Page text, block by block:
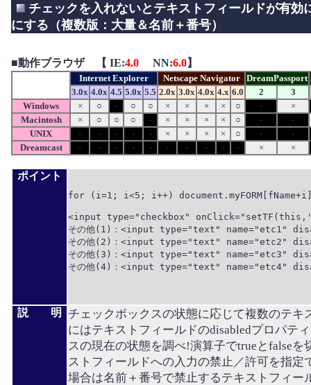
チェックを入れないとテキストフィールドが有効
にする（複数版：大量＆名前＋番号）
■動作ブラウザ 【 IE:4.0 NN:6.0】
Internet Explorer Netscape Navigator DreamPassport
3.0x 4.0x 4.5 5.0x 5.5 2.0x 3.0x 4.0x 4.x 6.0 2
3
Windows
× ○ - ○ ○ × × × × ○ -
×
Macintosh
× ○ ○ ○ - × × × × ○ -
-
UNIX
- - - - - × × × × ○ -
-
Dreamcast
- - - - - - - - - - × ×
ポイント
for (i=1; i<5; i++)
<input type="checkbox"
その他(1)：<input type="text" name="etc1"
その他(2)：<input type="text" name="etc2"
その他(3)：<input type="text" name="etc3"
その他(4)：<input type="text" name="etc4"
説 明
チェックボックスの状態に応じて複数のテ
にはテキストフィールドのdisabledプロパテ
スの現在の状態を調べ!演算子でtrueとfalse
ストフィールドへの入力の禁止／許可を指
場合は名前＋番号で禁止するテキストフィー